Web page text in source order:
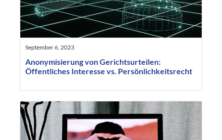
September 6, 2023
Anonymisierung von Gerichtsurteilen:
Öffentliches Interesse vs. Persönlichkeitsrecht